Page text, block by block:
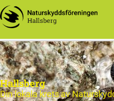
Hallsberg
Din lokala krets av